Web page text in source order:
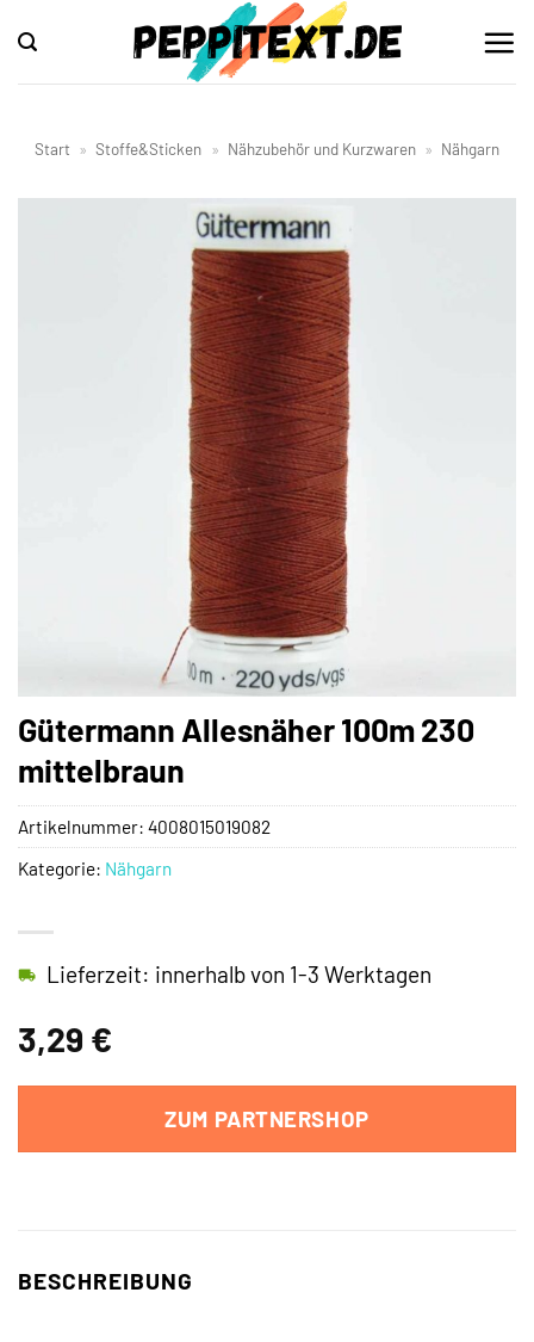
Inhalt
springen
Start » Stoffe&Sticken » Nähzubehör und Kurzwaren » Nähgarn
Gütermann Allesnäher 100m 230
mittelbraun
3,29 €
Lieferzeit: innerhalb von 1-3 Werktagen
ZUM PARTNERSHOP
Artikelnummer: 4008015019082
Kategorie: Nähgarn
BESCHREIBUNG